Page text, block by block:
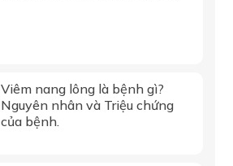
Viêm nang lông là bệnh gì?
Nguyên nhân và Triệu chứng
của bệnh.